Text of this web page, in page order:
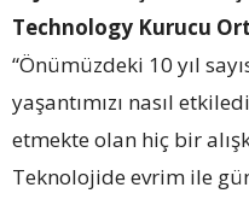
Technology Kurucu
“Önümüzdeki 10 yıl
yaşantımızı nasıl
etmekte olan hiç bir
Teknolojide evrim ile